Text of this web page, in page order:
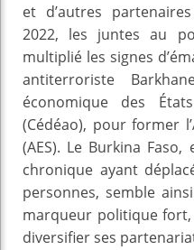
et d’autres
2022, les juntes au
multiplié les signes
antiterroriste
économique des
(Cédéao), pour former
(AES). Le Burkina
chronique ayant
personnes, semble
marqueur politique
diversifier ses